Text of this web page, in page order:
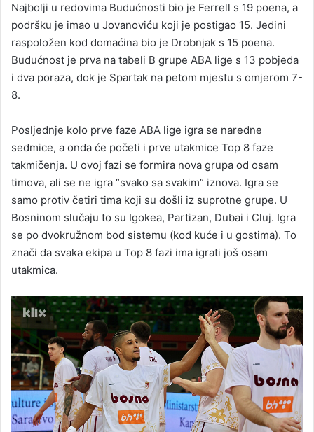
Najbolji u redovima Budućnosti bio je Ferrell s 19 poena, a
podršku je imao u Jovanoviću koji je postigao 15. Jedini
raspoložen kod domaćina bio je Drobnjak s 15 poena.
Budućnost je prva na tabeli B grupe ABA lige s 13 pobjeda
i dva poraza, dok je Spartak na petom mjestu s omjerom 7-
8.
Posljednje kolo prve faze ABA lige igra se naredne
sedmice, a onda će početi i prve utakmice Top 8 faze
takmičenja. U ovoj fazi se formira nova grupa od osam
timova, ali se ne igra “svako sa svakim” iznova. Igra se
samo protiv četiri tima koji su došli iz suprotne grupe. U
Bosninom slučaju to su Igokea, Partizan, Dubai i Cluj. Igra
se po dvokružnom bod sistemu (kod kuće i u gostima). To
znači da svaka ekipa u Top 8 fazi ima igrati još osam
utakmica.